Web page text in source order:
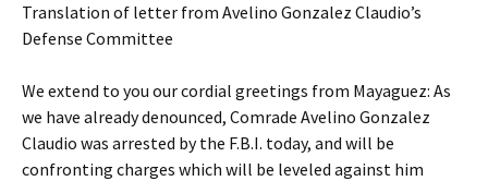
Translation of letter from Avelino Gonzalez Claudio’s
Defense Committee
We extend to you our cordial greetings from Mayaguez: As
we have already denounced, Comrade Avelino Gonzalez
Claudio was arrested by the F.B.I. today, and will be
confronting charges which will be leveled against him